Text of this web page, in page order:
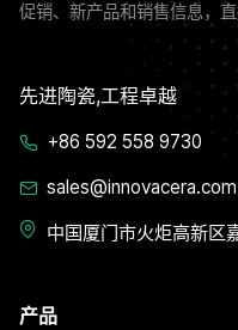
产品
促销、新产品和销售信息，
先进陶瓷,工程卓越
+86 592 558 9730
sales@innovacera.com
中国厦门市火炬高新区